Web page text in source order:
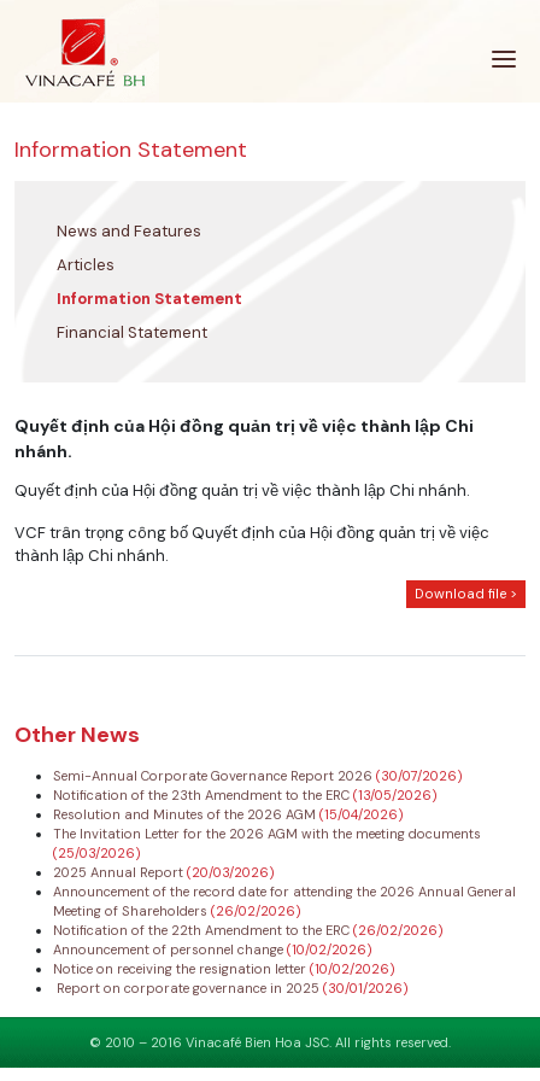
Information Statement
News and Features
Articles
Information Statement
Financial Statement
Quyết định của Hội đồng quản trị về việc thành lập Chi
nhánh.
Quyết định của Hội đồng quản trị về việc thành lập Chi nhánh.
VCF trân trọng công bố Quyết định của Hội đồng quản trị về việc
thành lập Chi nhánh.
Download file >
Other News
Semi-Annual Corporate Governance Report 2026 (30/07/2026)
Notification of the 23th Amendment to the ERC (13/05/2026)
Resolution and Minutes of the 2026 AGM (15/04/2026)
The Invitation Letter for the 2026 AGM with the meeting documents
(25/03/2026)
2025 Annual Report (20/03/2026)
Announcement of the record date for attending the 2026 Annual General
Meeting of Shareholders (26/02/2026)
Notification of the 22th Amendment to the ERC (26/02/2026)
Announcement of personnel change (10/02/2026)
Notice on receiving the resignation letter (10/02/2026)
Report on corporate governance in 2025 (30/01/2026)
© 2010 – 2016 Vinacafé Bien Hoa JSC. All rights reserved.